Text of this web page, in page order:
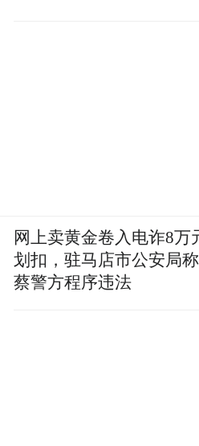
网上卖黄金卷入电诈8万
划扣，驻马店市公安局
蔡警方程序违法